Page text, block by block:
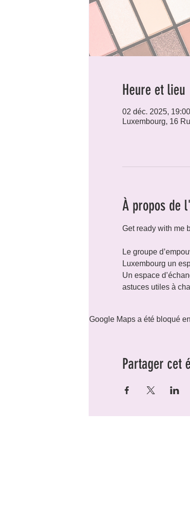
Heure et lieu
02 déc. 2025,
Luxembourg, 16
À propos de
Get ready with me
Le groupe
Luxembourg un
Un espace
astuces utiles à
Google Maps a été bloqué
Partager cet